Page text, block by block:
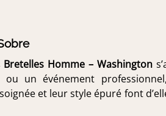
Bretelles Homme – Washington
ou un événement
et leur style épuré font